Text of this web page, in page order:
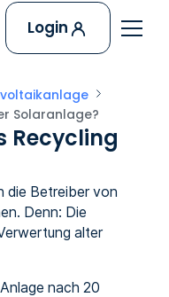
Login
Solaranlage?
Recycling
die Betreiber von
Denn: Die
alter
nach 20